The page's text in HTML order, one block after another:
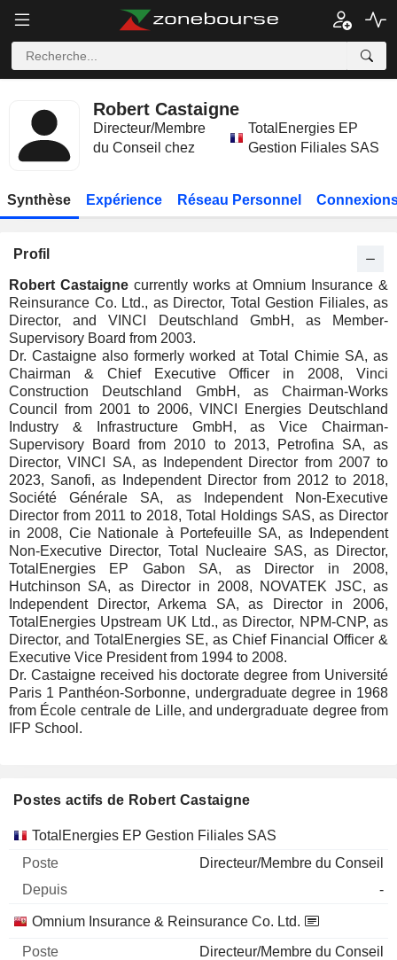
Robert Castaigne
Directeur/Membre
du Conseil chez
TotalEnergies EP
Gestion Filiales SAS
Synthèse Expérience Réseau Personnel
Profil
Robert Castaigne currently works at Omnium Insurance &
Reinsurance Co. Ltd., as Director, Total Gestion Filiales, as
Director, and VINCI Deutschland GmbH, as Member-
Supervisory Board from 2003.
Dr. Castaigne also formerly worked at Total Chimie SA, as
Chairman & Chief Executive Officer in 2008, Vinci
Construction Deutschland GmbH, as Chairman-Works
Council from 2001 to 2006, VINCI Energies Deutschland
Industry & Infrastructure GmbH, as Vice Chairman-
Supervisory Board from 2010 to 2013, Petrofina SA, as
Director, VINCI SA, as Independent Director from 2007 to
2023, Sanofi, as Independent Director from 2012 to 2018,
Société Générale SA, as Independent Non-Executive
Director from 2011 to 2018, Total Holdings SAS, as Director
in 2008, Cie Nationale à Portefeuille SA, as Independent
Non-Executive Director, Total Nucleaire SAS, as Director,
TotalEnergies EP Gabon SA, as Director in 2008,
Hutchinson SA, as Director in 2008, NOVATEK JSC, as
Independent Director, Arkema SA, as Director in 2006,
TotalEnergies Upstream UK Ltd., as Director, NPM-CNP, as
Director, and TotalEnergies SE, as Chief Financial Officer &
Executive Vice President from 1994 to 2008.
Dr. Castaigne received his doctorate degree from Université
Paris 1 Panthéon-Sorbonne, undergraduate degree in 1968
from École centrale de Lille, and undergraduate degree from
IFP School.
Postes actifs de Robert Castaigne
Sociétés Poste Début
TotalEnergies EP Gestion Filiales SAS
Directeur/Membre du Conseil
-
Omnium Insurance & Reinsurance Co. Ltd.
Directeur/Membre du Conseil